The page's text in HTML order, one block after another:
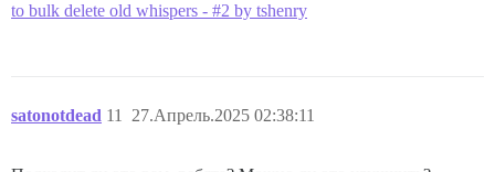
to bulk delete old whispers - #2 by tshenry
satonotdead 27.Апрель.2025 02:38:11
11